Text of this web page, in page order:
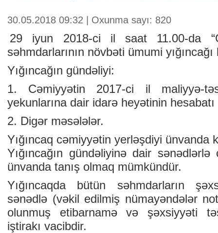
30.05.2018 09:32 | Oxunma sayı: 820
29 iyun 2018-ci il saat 11.00-da
səhmdarlarının növbəti ümumi
Yığıncağın gündəliyi:
1. Cəmiyyətin 2017-ci il maliyyə-
yekunlarına dair idarə heyətinin
2. Digər məsələlər.
Yığıncaq cəmiyyətin yerləşdiyi ünvanda
Yığıncağın gündəliyinə dair
ünvanda tanış olmaq mümkündür.
Yığıncaqda bütün səhmdarların
sənədlə (vəkil edilmiş nümayəndələr
olunmuş etibarnamə və şəxsiyyəti
iştirakı vacibdir.